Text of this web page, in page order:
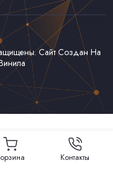
Сайт Создан На
Контакты